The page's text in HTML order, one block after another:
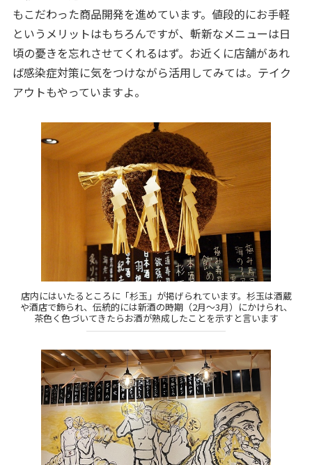
もこだわった商品開発を進めています。値段的にお手軽
というメリットはもちろんですが、斬新なメニューは日
頃の憂きを忘れさせてくれるはず。お近くに店舗があれ
ば感染症対策に気をつけながら活用してみては。テイク
アウトもやっていますよ。
店内にはいたるところに「杉玉」が掲げられています。杉玉は酒蔵
や酒店で飾られ、伝統的には新酒の時期（2月～3月）にかけられ、
茶色く色づいてきたらお酒が熟成したことを示すと言います